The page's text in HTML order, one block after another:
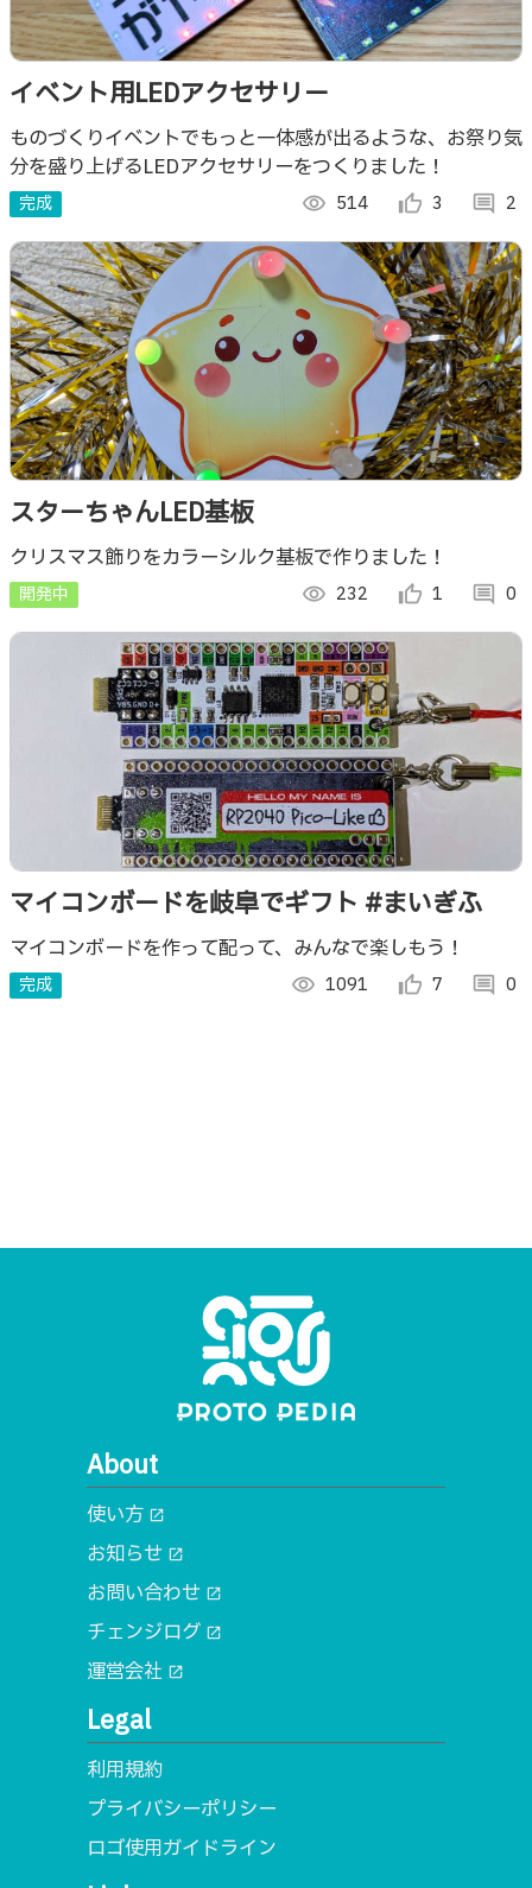
イベント用LEDアクセサリー
ものづくりイベントでもっと一体感が出るような、お祭り気
分を盛り上げるLEDアクセサリーをつくりました！
完成 visibility 514 thumb_up_alt 3 comment 2
スターちゃんLED基板
クリスマス飾りをカラーシルク基板で作りました！
開発中 visibility 232 thumb_up_alt 1 comment 0
マイコンボードを岐阜でギフト #まいぎふ
マイコンボードを作って配って、みんなで楽しもう！
完成 visibility 1091 thumb_up_alt 7 comment 0
About
使い方 open_in_new
お知らせ open_in_new
お問い合わせ open_in_new
チェンジログ open_in_new
運営会社 open_in_new
Legal
利用規約
プライバシーポリシー
ロゴ使用ガイドライン